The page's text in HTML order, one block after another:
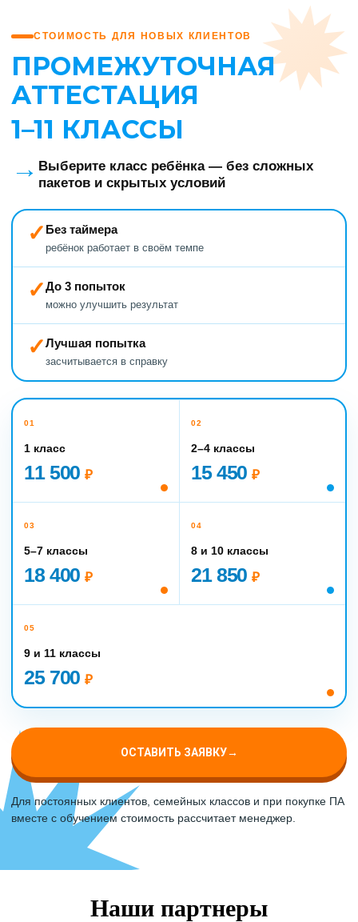
СТОИМОСТЬ ДЛЯ НОВЫХ КЛИЕНТОВ
ПРОМЕЖУТОЧНАЯ
АТТЕСТАЦИЯ
1–11 КЛАССЫ
→ Выберите класс ребёнка — без сложных
пакетов и скрытых условий
✓ Без таймера
ребёнок работает в своём темпе
✓До 3 попыток
можно улучшить результат
✓Лучшая попытка
засчитывается в справку
01
1 класс
11 500₽
02
2–4 классы
15 450₽
03
5–7 классы
18 400₽
04
8 и 10 классы
21 850₽
05
9 и 11 классы
25 700₽
ОСТАВИТЬ ЗАЯВКУ→
Для постоянных клиентов, семейных классов и при покупке ПА
вместе с обучением стоимость рассчитает менеджер.
Наши партнеры